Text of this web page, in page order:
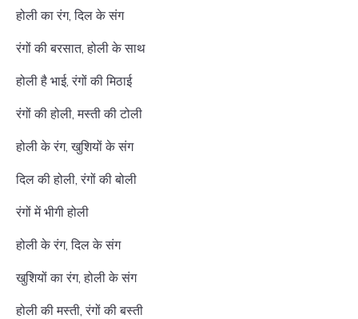
होली का रंग, दिल के संग
रंगों की बरसात, होली के साथ
होली है भाई, रंगों की मिठाई
रंगों की होली, मस्ती की टोली
होली के रंग, खुशियों के संग
दिल की होली, रंगों की बोली
रंगों में भीगी होली
होली के रंग, दिल के संग
खुशियों का रंग, होली के संग
होली की मस्ती, रंगों की बस्ती